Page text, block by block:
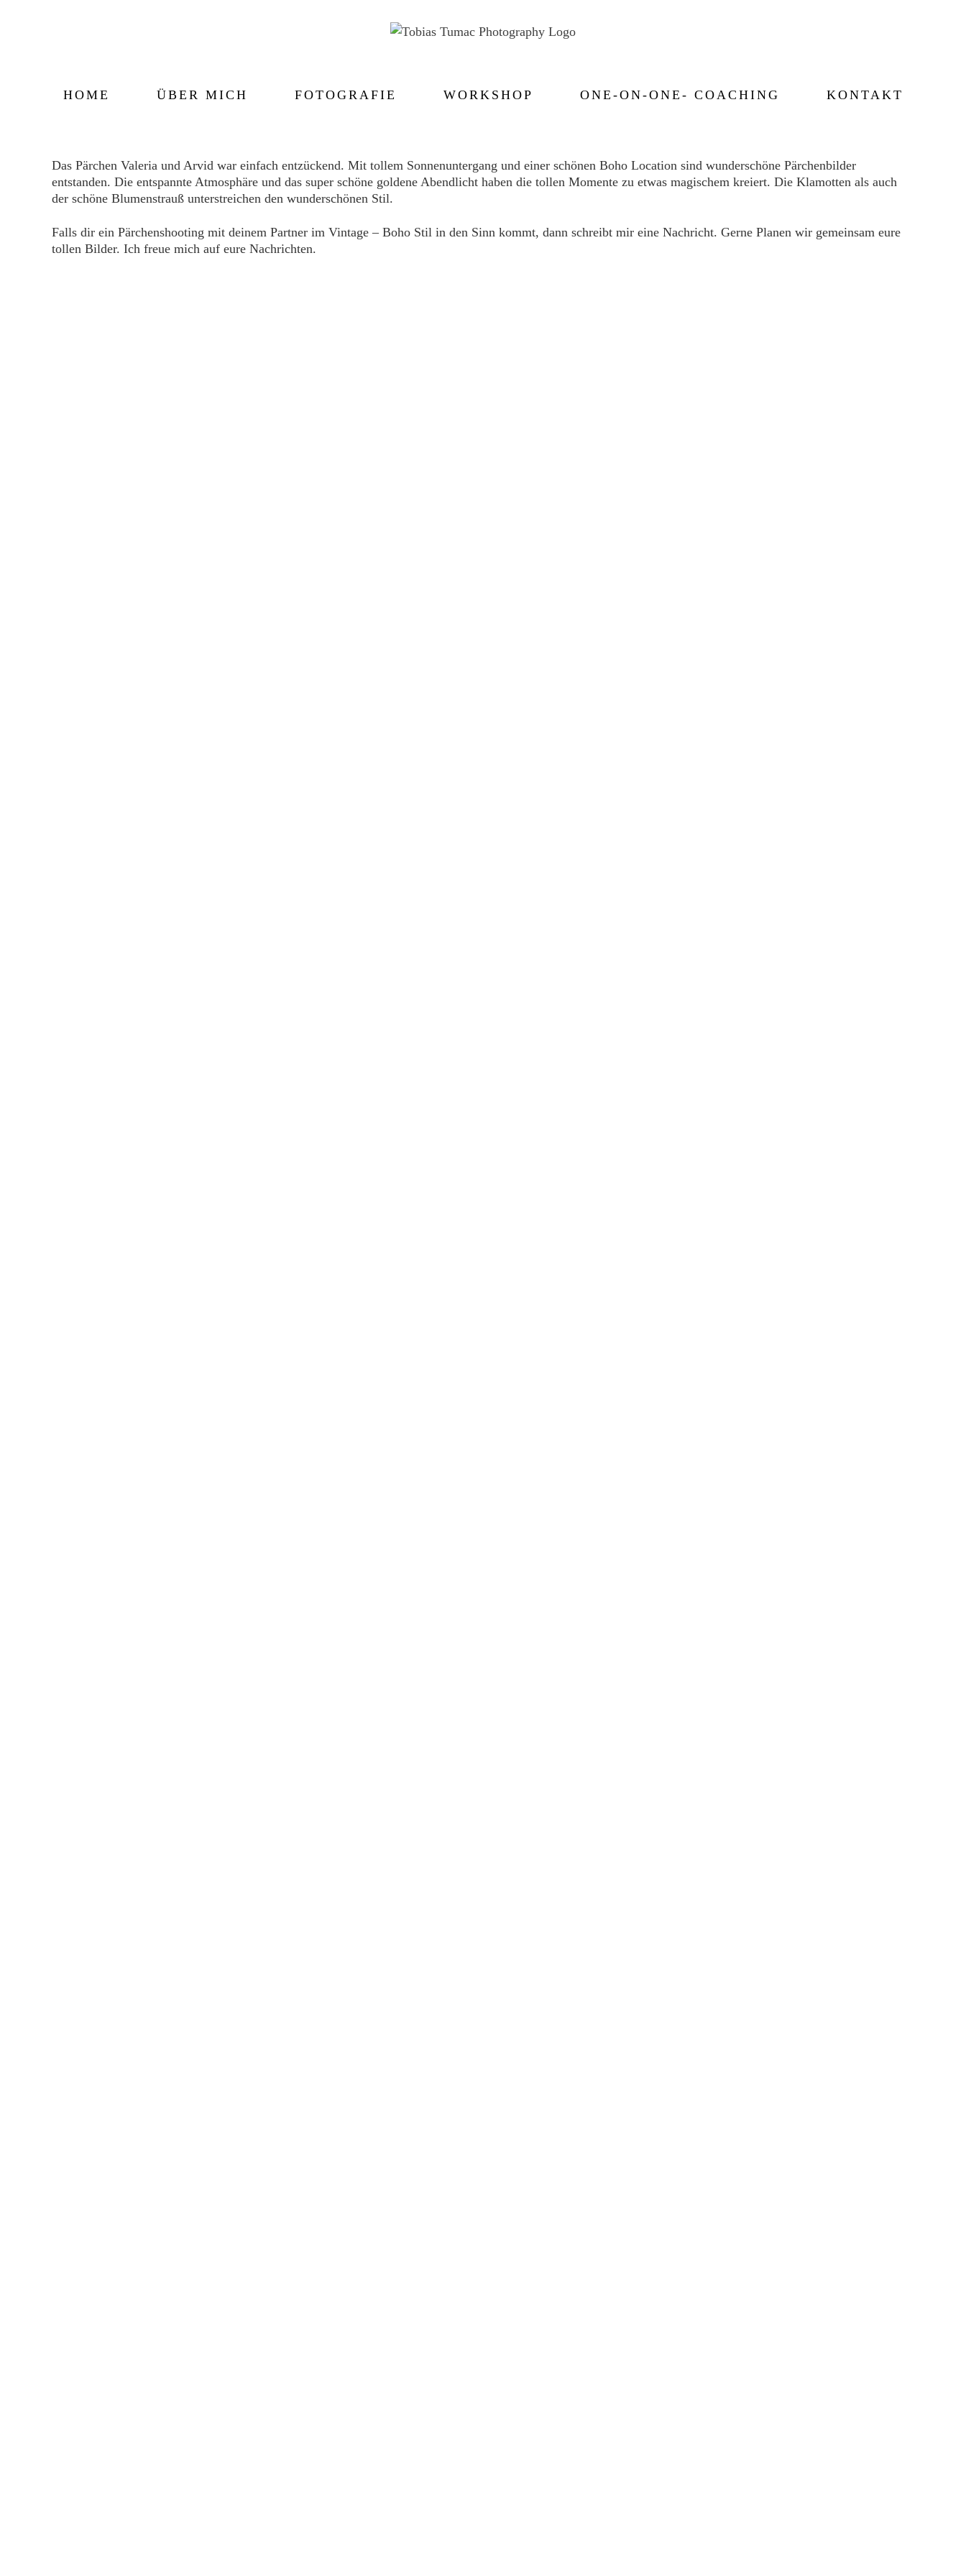
HOME ÜBER MICH FOTOGRAFIE WORKSHOP ONE-ON-ONE- COACHING KONTAKT
Das Pärchen Valeria und Arvid war einfach entzückend. Mit tollem Sonnenuntergang und einer schönen Boho Location sind wunderschöne Pärchenbilder
entstanden. Die entspannte Atmosphäre und das super schöne goldene Abendlicht haben die tollen Momente zu etwas magischem kreiert. Die Klamotten als auch
der schöne Blumenstrauß unterstreichen den wunderschönen Stil.
Falls dir ein Pärchenshooting mit deinem Partner im Vintage – Boho Stil in den Sinn kommt, dann schreibt mir eine Nachricht. Gerne Planen wir gemeinsam eure
tollen Bilder. Ich freue mich auf eure Nachrichten.